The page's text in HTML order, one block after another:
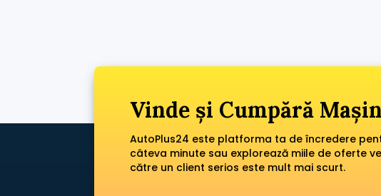
Vinde și Cumpără
AutoPlus24 este platforma ta de încredere
câteva minute sau explorează miile de oferte
către un client serios este mult mai scurt.